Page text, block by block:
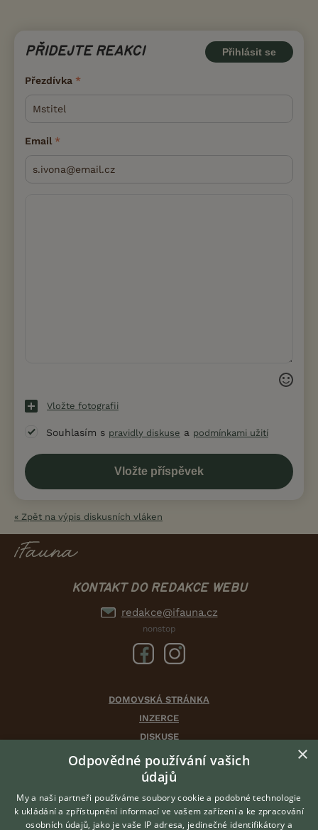
PŘIDEJTE REAKCI Přihlásit se
Přezdívka
Email
Vložte fotografii
Souhlasím s pravidly diskuse a podmínkami užití
« Zpět na výpis diskusních vláken
KONTAKT DO REDAKCE WEBU
redakce@ifauna.cz
nonstop
DOMOVSKÁ STRÁNKA
INZERCE
DISKUSE
ČLÁNKY
CHOVATELSKÉ STANICE
VÝBĚR VHODNÉHO PLEMENE
×
Odpovědné používání vašich
údajů
My a naši partneři používáme soubory cookie a podobné technologie
k ukládání a zpřístupnění informací ve vašem zařízení a ke zpracování
osobních údajů, jako je vaše IP adresa, jedinečné identifikátory a